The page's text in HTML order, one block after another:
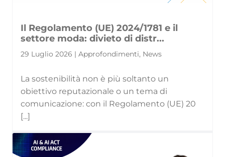
Il Regolamento (UE) 2024/1781 e il
settore moda: divieto di distr...
29 Luglio 2026 | Approfondimenti, News
La sostenibilità non è più soltanto un
obiettivo reputazionale o un tema di
comunicazione: con il Regolamento (UE) 20
[...]